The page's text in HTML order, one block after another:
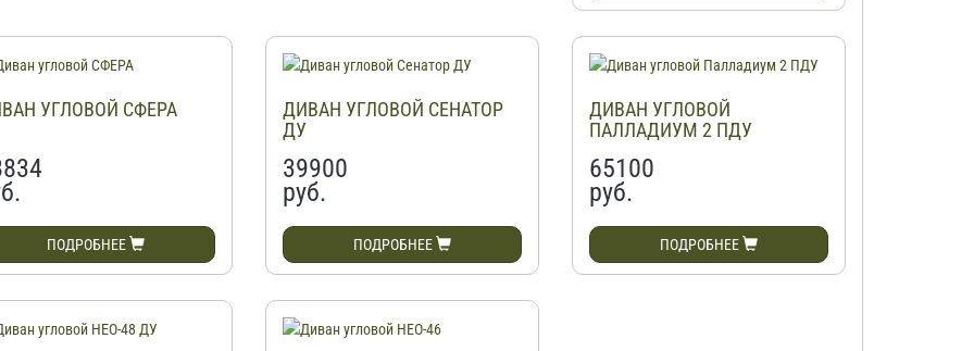
УГЛОВОЙ СФЕРА
ПОДРОБНЕЕ
ДИВАН УГЛОВОЙ СЕНАТОР
ДУ
39900
руб.
ПОДРОБНЕЕ
ДИВАН УГЛОВОЙ
ПАЛЛАДИУМ 2 ПДУ
65100
руб.
ПОДРОБНЕЕ